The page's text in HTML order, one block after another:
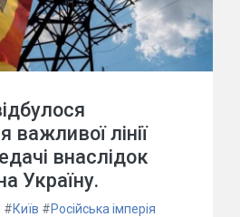
важливої лінії
внаслідок
Україну.
#Київ #Російська імперія